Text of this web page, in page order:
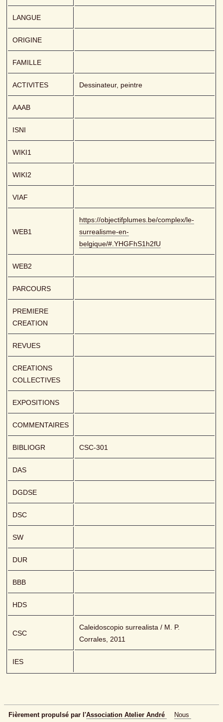
LANGUE
ORIGINE
FAMILLE
ACTIVITES Dessinateur, peintre
AAAB
ISNI
WIKI1
WIKI2
VIAF
WEB1
https://objectifplumes.be/complex/le-
surrealisme-en-
belgique/#.YHGFhS1h2fU
WEB2
PARCOURS
PREMIERE
CREATION
REVUES
CREATIONS
COLLECTIVES
EXPOSITIONS
COMMENTAIRES
BIBLIOGR CSC-301
DAS
DGDSE
DSC
SW
DUR
BBB
HDS
CSC
Caleidoscopio surrealista / M. P.
Corrales, 2011
IES
Fièrement propulsé par l'Association Atelier André Nous